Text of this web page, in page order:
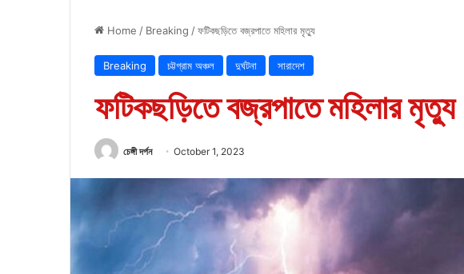
Home / Breaking /ফটিকছড়িতে বজ্রপাতে মহিলার মৃত্যু
Breaking চট্টগ্রাম অঞ্চল দুর্ঘটনা সারাদেশ
ফটিকছড়িতে বজ্রপাতে মহিলার মৃত্যু
চেঙ্গী দর্পন October 1, 2023